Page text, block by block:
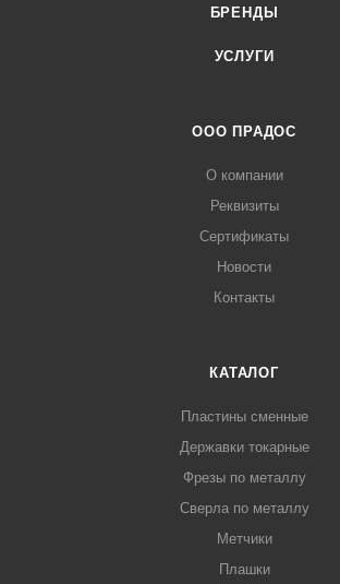
БРЕНДЫ
УСЛУГИ
ООО ПРАДОС
О компании
Реквизиты
Сертификаты
Новости
Контакты
КАТАЛОГ
Пластины сменные
Державки токарные
Фрезы по металлу
Сверла по металлу
Метчики
Плашки